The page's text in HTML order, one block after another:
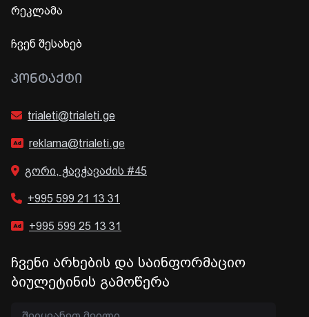
რეკლამა
ჩვენ შესახებ
ᲙᲝᲜᲢᲐᲥᲢᲘ
trialeti@trialeti.ge
reklama@trialeti.ge
გორი, ჭავჭავაძის #45
+995 599 21 13 31
+995 599 25 13 31
ჩვენი არხების და საინფორმაციო
ბიულეტინის გამოწერა